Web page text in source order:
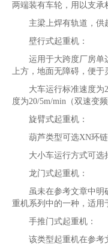
两端装有车轮，用以支承
主梁上焊有轨道，供
壁行式起重机：
运用于大跨度厂房单
上方，地面无障碍，便于
大车运行标准速度为
度为20/5m/min（双速变频
旋臂式起重机：
葫芦类型可选XN环
大小车运行方式可选
龙门式起重机：
虽未在参考文章中明
重机系列中的一种，适用
手推门式起重机：
该类型起重机在参考